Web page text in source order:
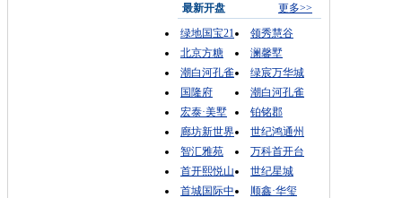
最新开盘
更多>>
绿地国宝21
领秀慧谷
北京方糖
澜馨墅
潮白河孔雀
绿宸万华城
国隆府
潮白河孔雀
宏泰·美墅
铂铭郡
廊坊新世界
世纪鸿通州
智汇雅苑
万科首开台
首开熙悦山
世纪星城
首城国际中
顺鑫·华玺